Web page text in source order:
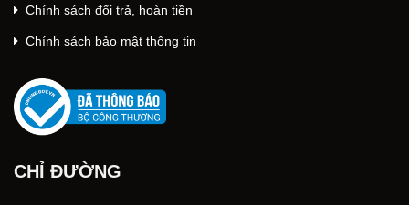
Chính sách đổi trả, hoàn tiền
Chính sách bảo mật thông tin
CHỈ ĐƯỜNG